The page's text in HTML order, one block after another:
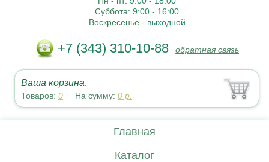
Суббота:9:00 - 16:00
Воскресенье - выходной
+7 (343) 310-10-88 обратная связь
Ваша корзина:
Товаров:0 На сумму:0 р.
Главная
Каталог